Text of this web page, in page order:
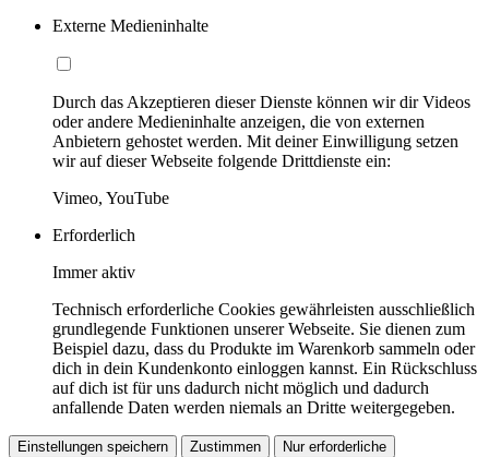
Externe Medieninhalte
Durch das Akzeptieren dieser Dienste können wir dir Videos
oder andere Medieninhalte anzeigen, die von externen
Anbietern gehostet werden. Mit deiner Einwilligung setzen
wir auf dieser Webseite folgende Drittdienste ein:
Vimeo, YouTube
Erforderlich
Immer aktiv
Technisch erforderliche Cookies gewährleisten ausschließlich
grundlegende Funktionen unserer Webseite. Sie dienen zum
Beispiel dazu, dass du Produkte im Warenkorb sammeln oder
dich in dein Kundenkonto einloggen kannst. Ein Rückschluss
auf dich ist für uns dadurch nicht möglich und dadurch
anfallende Daten werden niemals an Dritte weitergegeben.
Einstellungen speichern Zustimmen Nur erforderliche